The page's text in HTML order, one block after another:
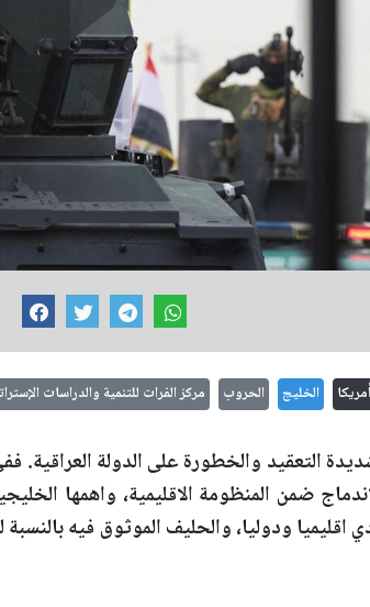
أمريكا الخليج الحروب مركز الفرات للتنمية والدراسات
التعقيد والخطورة على الدولة العراقية.
ضمن المنظومة الاقليمية، واهمها
اقليميا ودوليا، والحليف الموثوق فيه